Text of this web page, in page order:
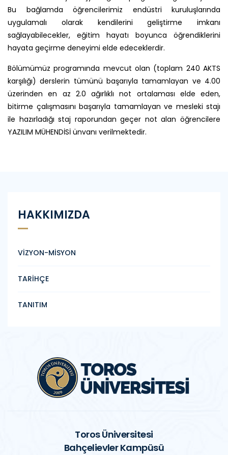
Bu bağlamda öğrencilerimiz endüstri kuruluşlarında
uygulamalı olarak kendilerini geliştirme imkanı
sağlayabilecekler, eğitim hayatı boyunca öğrendiklerini
hayata geçirme deneyimi elde edeceklerdir.
Bölümümüz programında mevcut olan (toplam 240 AKTS
karşılığı) derslerin tümünü başarıyla tamamlayan ve 4.00
üzerinden en az 2.0 ağırlıklı not ortalaması elde eden,
bitirme çalışmasını başarıyla tamamlayan ve mesleki stajı
ile hazırladığı staj raporundan geçer not alan öğrencilere
YAZILIM MÜHENDİSİ ünvanı verilmektedir.
HAKKIMIZDA
VİZYON-MİSYON
TARİHÇE
TANITIM
Toros Üniversitesi
Bahçelievler Kampüsü